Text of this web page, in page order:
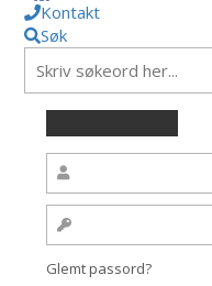
Kontakt
Søk
Glemt passord?